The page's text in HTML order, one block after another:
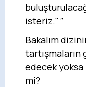
isteriz.""
Bakalım
tartışmaların
edecek
mi?